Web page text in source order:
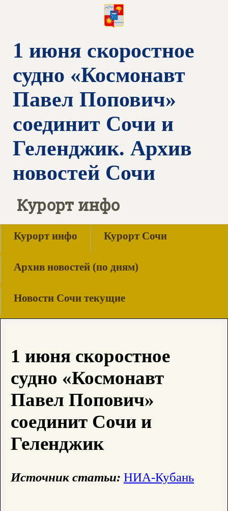
1 июня скоростное
судно «Космонавт
Павел Попович»
соединит Сочи и
Геленджик. Архив
новостей Сочи
Курорт инфо
Курорт инфо Курорт Сочи
Архив новостей (по дням)
Новости Сочи текущие
1 июня скоростное
судно «Космонавт
Павел Попович»
соединит Сочи и
Геленджик
Источник статьи: НИА-Кубань